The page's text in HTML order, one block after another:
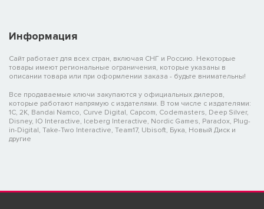
Информация
Сайт работает для всех стран, включая СНГ и Россию. Некоторые
товары имеют региональные ограничения, которые указаны в
описании товара или при оформлении заказа - будьте внимательны!
Все продаваемые ключи закупаются у официальных дилеров,
которые работают напрямую с издателями. В том числе с издателями:
1C, 2K, Bandai Namco, Curve Digital, Capcom, Codemasters, Deep Silver,
Disney, IO Interactive, Iceberg Interactive, Nordic Games, Paradox, Plug-
in-Digital, Take-Two Interactive, Team17, Ubisoft, Бука, Новый Диск и
другие